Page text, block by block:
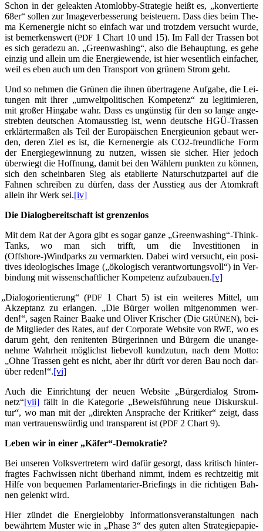
Schon in der gele­ak­ten Atom­lob­by-Stra­te­gie heißt es, „kon­ver­tier­te
68er“ sol­len zur Image­ver­bes­se­rung bei­steu­ern. Dass dies beim The­
ma Kern­ener­gie nicht so ein­fach war und trotz­dem ver­sucht wur­de,
ist bemer­kens­wert (PDF 1 Chart 10 und 15). Im Fall der Tras­sen bot
es sich gera­de­zu an. „Green­wa­shing“, also die Behaup­tung, es gehe
ein­zig und allein um die Ener­gie­wen­de, ist hier wesent­lich ein­fa­cher,
weil es eben auch um den Trans­port von grü­nem Strom geht.
Und so neh­men die Grü­nen die ihnen über­tra­ge­ne Auf­ga­be, die Lei­
tun­gen mit ihrer „umwelt­po­li­ti­schen Kom­pe­tenz“ zu legi­ti­mie­ren,
mit gro­ßer Hin­ga­be wahr. Dass es ungüns­tig für den so lan­ge ange­
streb­ten deut­schen Atom­aus­stieg ist, wenn deut­sche HGÜ-Tras­sen
erklär­ter­ma­ßen als Teil der Euro­päi­schen Ener­gie­uni­on gebaut wer­
den, deren Ziel es ist, die Kern­ener­gie als CO2-freund­li­che Form
der Ener­gie­ge­win­nung zu nut­zen, wis­sen sie sicher. Hier jedoch
über­wiegt die Hoff­nung, damit bei den Wäh­lern punk­ten zu kön­nen,
sich den schein­ba­ren Sieg als eta­blier­te Natur­schutz­par­tei auf die
Fah­nen schrei­ben zu dür­fen, dass der Aus­stieg aus der Atom­kraft
allein ihr Werk sei.[iv]
Die Dia­log­be­reit­schaft ist grenzenlos
Mit dem Rat der Ago­ra gibt es sogar gan­ze „Greenwashing“-Think-
Tanks, wo man sich trifft, um die Inves­ti­tio­nen in
(Offshore-)Windparks zu ver­mark­ten. Dabei wird ver­sucht, ein posi­
ti­ves ideo­lo­gi­sches Image („öko­lo­gisch ver­ant­wor­tungs­voll“) in Ver­
bin­dung mit wis­sen­schaft­li­cher Kom­pe­tenz auf­zu­bau­en.[v]
„Dia­log­ori­en­tie­rung“ (PDF1 Chart 5) ist ein wei­te­res Mit­tel, um
Akzep­tanz zu erlan­gen. „Die Bür­ger wol­len mit­ge­nom­men wer­
den!“, sagen Rai­ner Baa­ke und Oli­ver Kri­scher (Die GRÜNEN), bei­
de Mit­glie­der des Rates, auf der Cor­po­ra­te Web­site vonRWE, wo es
dar­um geht, den reni­ten­ten Bür­ge­rin­nen und Bür­gern die unan­ge­
neh­me Wahr­heit mög­lichst lie­be­voll kund­zu­tun, nach dem Mot­to:
„Ohne Tras­sen geht es nicht, aber ihr dürft vor deren Bau noch dar­
über reden!“.[vi]
Auch die Ein­rich­tung der neu­en Web­site „Bür­ger­dia­log Strom­
netz“[vii] fällt in die Kate­go­rie „Beweis­füh­rung neue Dis­kurs­kul­
tur“, wo man mit der „direk­ten Anspra­che der Kri­ti­ker“ zeigt, dass
man ver­trau­ens­wür­dig und trans­pa­rent ist (PDF 2 Chart 9).
Leben wir in einer „Käfer“-Demokratie?
Bei unse­ren Volks­ver­tre­tern wird dafür gesorgt, dass kri­tisch hin­ter­
frag­tes Fach­wis­sen nicht über­hand nimmt, indem es recht­zei­tig mit
Hil­fe von beque­men Par­la­men­ta­ri­er-Brie­fings in die rich­ti­gen Bah­
nen gelenkt wird.
Hier zün­det die Ener­gie­lob­by Infor­ma­ti­ons­ver­an­stal­tun­gen nach
bewähr­tem Mus­ter wie in „Pha­se 3“ des guten alten Stra­te­gie­pa­pie­